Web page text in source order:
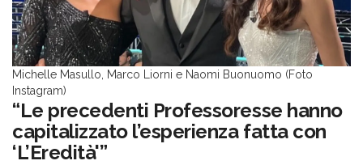
Michelle Masullo, Marco Liorni e Naomi Buonuomo (Foto
Instagram)
“Le precedenti Professoresse hanno
capitalizzato l’esperienza fatta con
‘L’Eredità'”